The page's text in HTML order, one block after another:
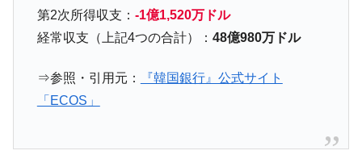
『Money1』
中国だけが鉄鋼輸出を異常増加させる ⇒ 中
国の過剰生産が世界を蝕む。
種は全般的「不調」⇒ PSIが示す現況は決して良くない。
『Money1』
『Money1』 韓国で猛暑。南東部では干ばつ
第2次所得収支： -1億1,520万ドル
経常収支（上記4つの合計）： 48億980万ドル
⇒参照・引用元：
『韓国銀行』公式サイト
「ECOS」